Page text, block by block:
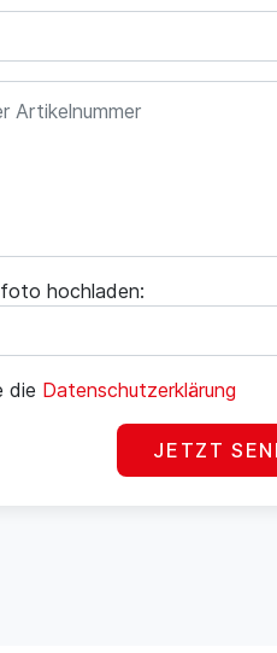
hochladen:
die Datenschutzerklärung
JETZT